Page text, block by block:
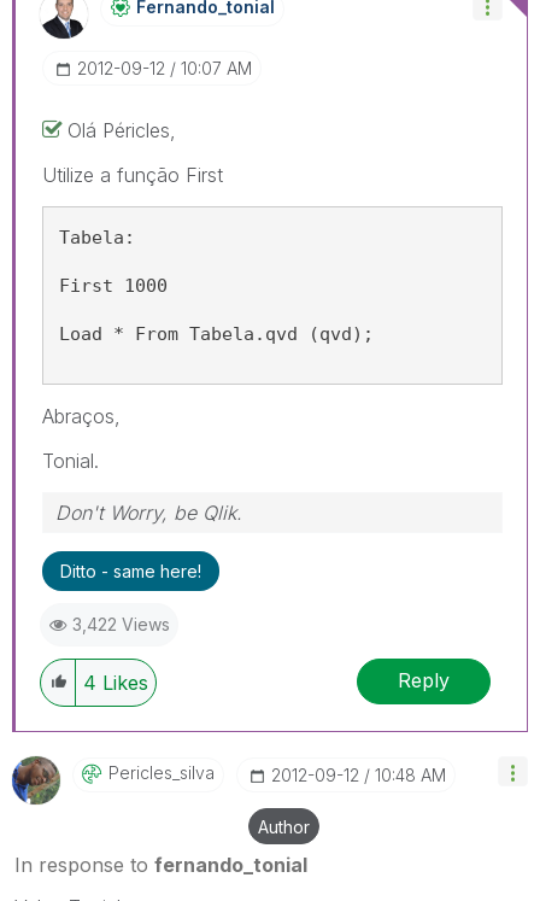
Fernando_tonial
‎2012-09-12 10:07 AM
Olá Péricles,
Utilize a função First
Tabela:
First 1000
Load * From Tabela.qvd (qvd);
Abraços,
Tonial.
Don't Worry, be Qlik.
Ditto - same here!
3,422 Views
4 Likes Reply
Pericles_silva ‎2012-09-12 10:48 AM
Author
In response to fernando_tonial